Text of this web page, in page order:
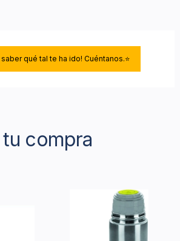
qué tal te ha ido! Cuéntanos.⭐
compra